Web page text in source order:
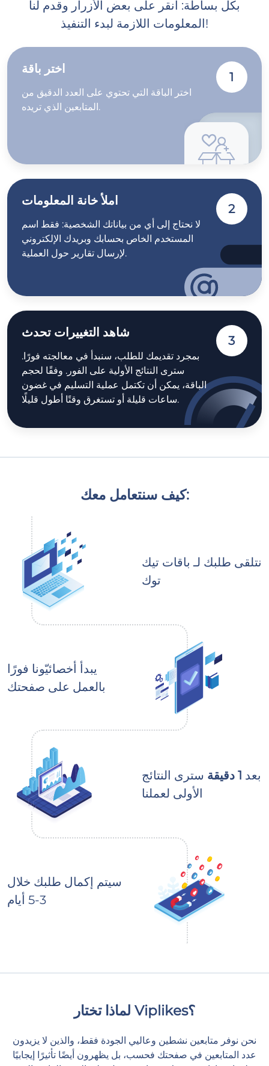
بكل بساطة: انقر على بعض الأزرار وقدم لنا
المعلومات اللازمة لبدء التنفيذ!
اختر باقة
اختر الباقة التي تحتوي على العدد الدقيق من
المتابعين الذي تريده.
1
املأ خانة المعلومات
لا نحتاج إلى أي من بياناتك الشخصية: فقط اسم
المستخدم الخاص بحسابك وبريدك الإلكتروني
لإرسال تقارير حول العملية.
2
شاهد التغييرات تحدث
بمجرد تقديمك للطلب، سنبدأ في معالجته فورًا.
سترى النتائج الأولية على الفور. وفقًا لحجم
الباقة، يمكن أن تكتمل عملية التسليم في غضون
ساعات قليلة أو تستغرق وقتًا أطول قليلًا.
3
كيف سنتعامل معك:
نتلقى طلبك لـ باقات تيك
توك
يبدأ أخصائيّونا فورًا
بالعمل على صفحتك
بعد 1 دقيقة
سترى النتائج
الأولى لعملنا
سيتم إكمال طلبك خلال
3-5 أيام
لماذا تختار Viplikes؟
نحن نوفر متابعين نشطين وعاليي الجودة فقط، والذين لا يزيدون
عدد المتابعين في صفحتك فحسب، بل يظهرون أيضًا تأثيرًا إيجابيًا